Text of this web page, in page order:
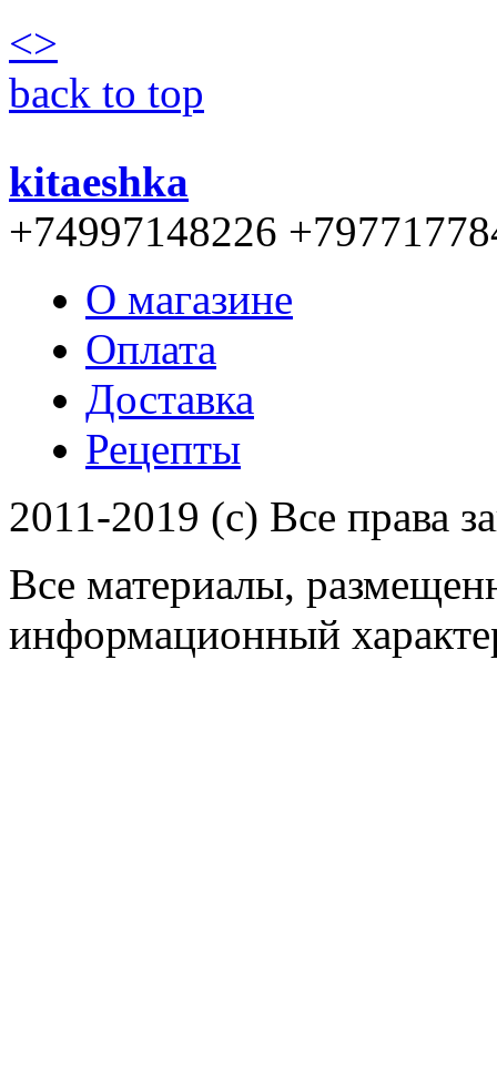
<>
back to top
kitaeshka
+74997148226
О магазине
Оплата
Доставка
Рецепты
2011-2019 (c) Все права
Все материалы,
информационный